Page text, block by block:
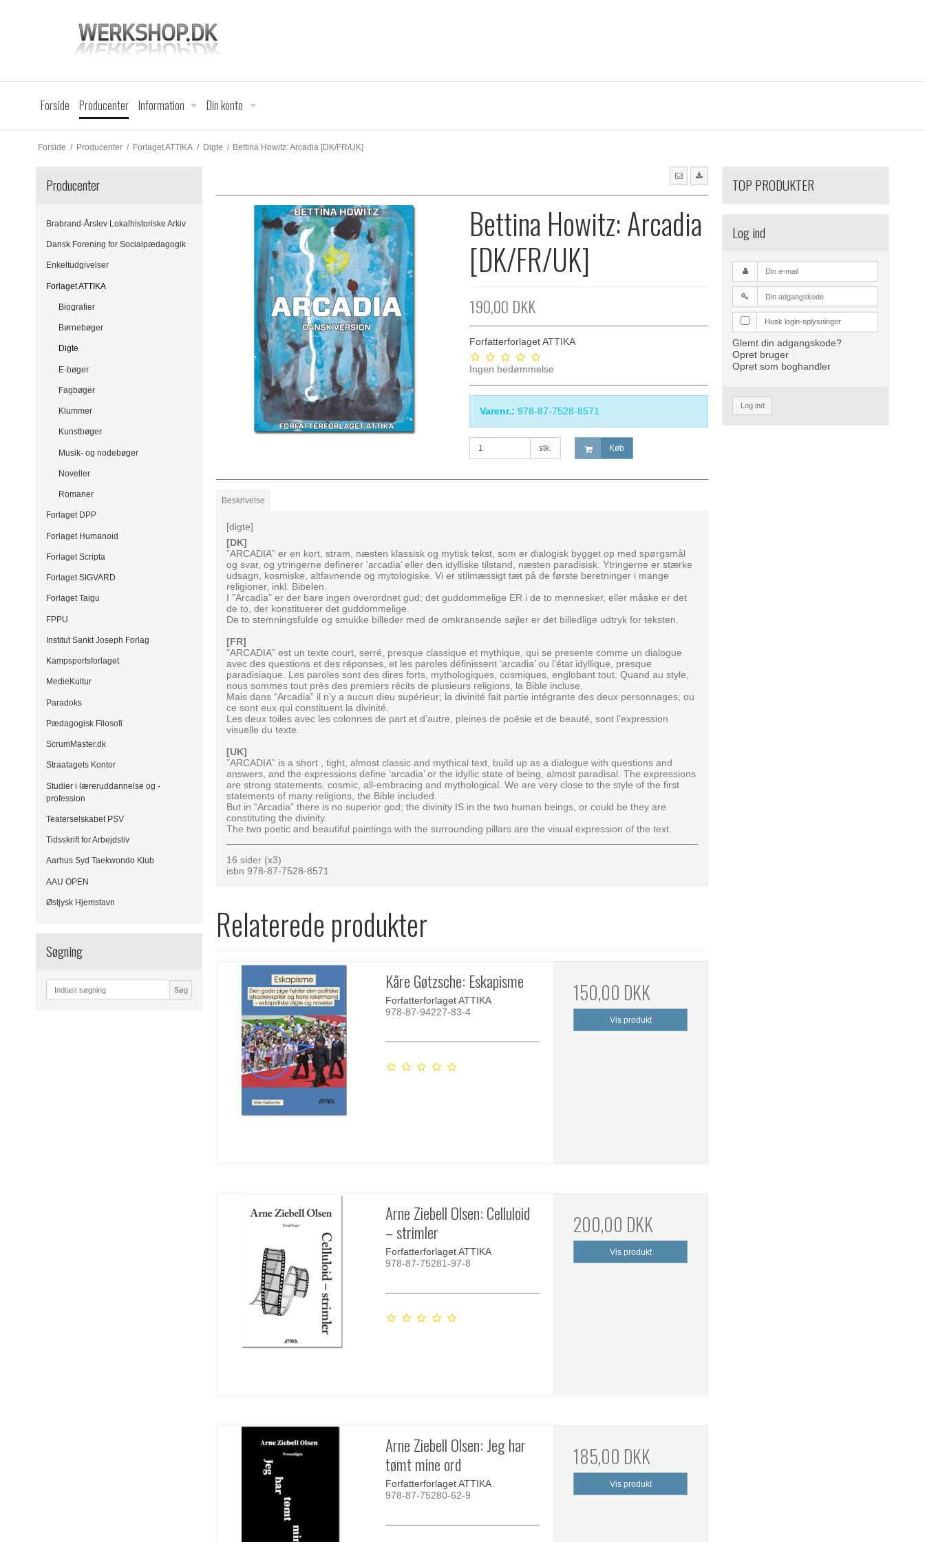
Forside Producenter Information Din konto
Forside / Producenter / Forlaget ATTIKA / Digte / Bettina Howitz: Arcadia [DK/FR/UK]
Producenter
Brabrand-Årslev Lokalhistoriske Arkiv
Dansk Forening for Socialpædagogik
Enkeltudgivelser
Forlaget ATTIKA
Biografier
Børnebøger
Digte
E-bøger
Fagbøger
Klummer
Kunstbøger
Musik- og nodebøger
Noveller
Romaner
Forlaget DPP
Forlaget Humanoid
Forlaget Scripta
Forlaget SIGVARD
Forlaget Taigu
FPPU
Institut Sankt Joseph Forlag
Kampsportsforlaget
MedieKultur
Paradoks
Pædagogisk Filosofi
ScrumMaster.dk
Straatagets Kontor
Studier i læreruddannelse og -
profession
Teaterselskabet PSV
Tidsskrift for Arbejdsliv
Aarhus Syd Taekwondo Klub
AAU OPEN
Østjysk Hjemstavn
Søgning
Søg
Bettina Howitz: Arcadia
[DK/FR/UK]
190,00 DKK
Forfatterforlaget ATTIKA
Ingen bedømmelse
Varenr.: 978-87-7528-8571
stk. Køb
Beskrivelse
[digte]
[DK]
”ARCADIA” er en kort, stram, næsten klassisk og mytisk tekst, som er dialogisk bygget op med spørgsmål
og svar, og ytringerne definerer ’arcadia’ eller den idylliske tilstand, næsten paradisisk. Ytringerne er stærke
udsagn, kosmiske, altfavnende og mytologiske. Vi er stilmæssigt tæt på de første beretninger i mange
religioner, inkl. Bibelen.
I ”Arcadia” er der bare ingen overordnet gud; det guddommelige ER i de to mennesker, eller måske er det
de to, der konstituerer det guddommelige.
De to stemningsfulde og smukke billeder med de omkransende søjler er det billedlige udtryk for teksten.
[FR]
”ARCADIA” est un texte court, serré, presque classique et mythique, qui se presente comme un dialogue
avec des questions et des réponses, et les paroles définissent ‘arcadia’ ou l’état idyllique, presque
paradisiaque. Les paroles sont des dires forts, mythologiques, cosmiques, englobant tout. Quand au style,
nous sommes tout près des premiers récits de plusieurs religions, la Bible incluse.
Mais dans “Arcadia” il n’y a aucun dieu supérieur; la divinité fait partie intégrante des deux personnages; ou
ce sont eux qui constituent la divinité.
Les deux toiles avec les colonnes de part et d’autre, pleines de poésie et de beauté, sont l’expression
visuelle du texte.
[UK]
”ARCADIA” is a short , tight, almost classic and mythical text, build up as a dialogue with questions and
answers, and the expressions define ‘arcadia’ or the idyllic state of being, almost paradisal. The expressions
are strong statements, cosmic, all-embracing and mythological. We are very close to the style of the first
statements of many religions, the Bible included.
But in “Arcadia” there is no superior god; the divinity IS in the two human beings, or could be they are
constituting the divinity.
The two poetic and beautiful paintings with the surrounding pillars are the visual expression of the text.
16 sider (x3)
isbn 978-87-7528-8571
Relaterede produkter
Kåre Gøtzsche: Eskapisme
Forfatterforlaget ATTIKA
978-87-94227-83-4
150,00 DKK
Vis produkt
Arne Ziebell Olsen: Celluloid
– strimler
Forfatterforlaget ATTIKA
978-87-75281-97-8
200,00 DKK
Vis produkt
Arne Ziebell Olsen: Jeg har
tømt mine ord
Forfatterforlaget ATTIKA
978-87-75280-62-9
185,00 DKK
Vis produkt
TOP PRODUKTER
Log ind
Husk login-oplysninger
Glemt din adgangskode?
Opret bruger
Opret som boghandler
Log ind